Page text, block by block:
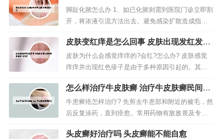
治。以下是神经性皮炎的临床表现和治疗方法，希
望对你有所帮助。神经性皮炎是一种皮肤功能障碍
性疾病，具有明显的...
什么
脚趾化脓怎么办 1、如已化脓则需到医院门诊立即割
开，将浓液引流方法出去。避免感染扩散造成指骨
骨髓炎。2、狗狗脚趾缝红肿化脓可能是由感染引起
的。首先，你需要确保狗狗的脚趾缝保持清洁和干
燥。你可以用温水和无刺激性的消毒液轻轻清洁患
处，然后用干净的纱布轻轻擦干。接下来，你可以
使用抗菌药膏或者抗菌喷雾剂来帮...
皮肤变红痒是怎么回事 皮肤出现发红发痒
现象是什么问题?
皮肤为什么会感觉痒痒的?会红?怎么办? 皮肤感觉
痒痒并出现红色疹子是由于多种原因引起的。其中
最常见的原因是皮肤过敏或刺激。这种情况下，身
体的免疫系统会对某些物质或环境做出反应，皮肤
就会出现瘙痒和红肿的现象。皮肤干燥也是引起瘙
痒的常见原因之一。皮肤红痛痒是一种常见的皮肤
问题，可能由多种原因引起，如过敏...
怎么样治疗牛皮肤癣 治疗牛皮肤癣民间偏
方
牛患癣疮怎样治疗? 先剪去牛患部和附近的被毛，然
后反复涂药，直到痊愈。常用药物有敌敌畏及专用
药物。用大地维新片进行内驱虫。还可以药浴病
牛。治牛血尿取鲜侧柏120克捣烂取汁，海砂40克研
头皮癣好治疗吗 头皮癣能不能自愈